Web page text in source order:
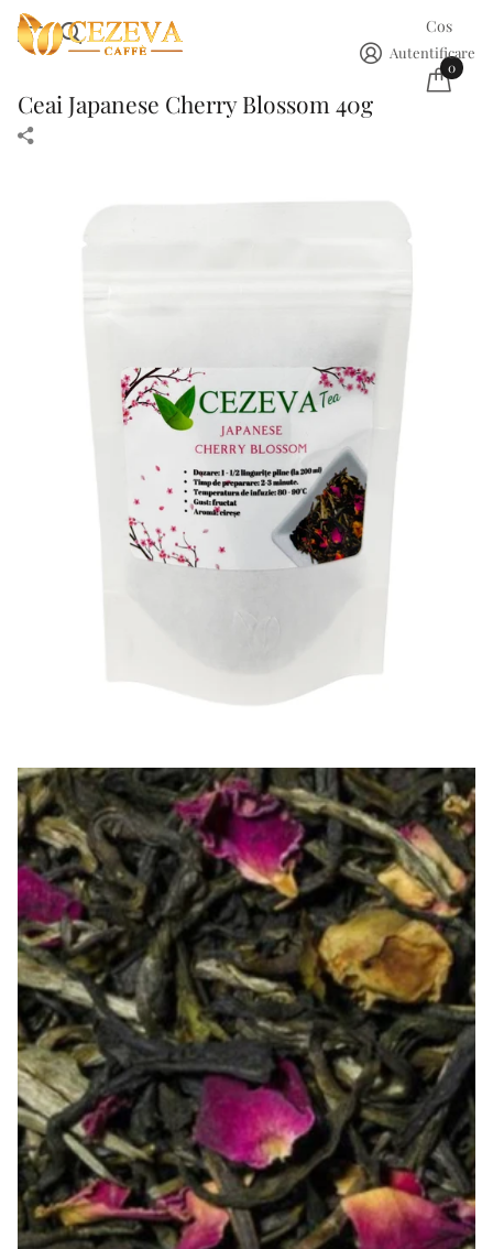
Autentificare
Cos
0
Ceai Japanese Cherry Blossom 40g